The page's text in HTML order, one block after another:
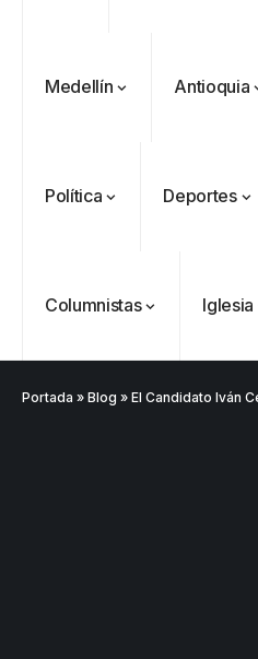
Medellín Antioquia
Política Deportes
Columnistas Iglesia
Portada » Blog » El Candidato Iván Cepeda califica de